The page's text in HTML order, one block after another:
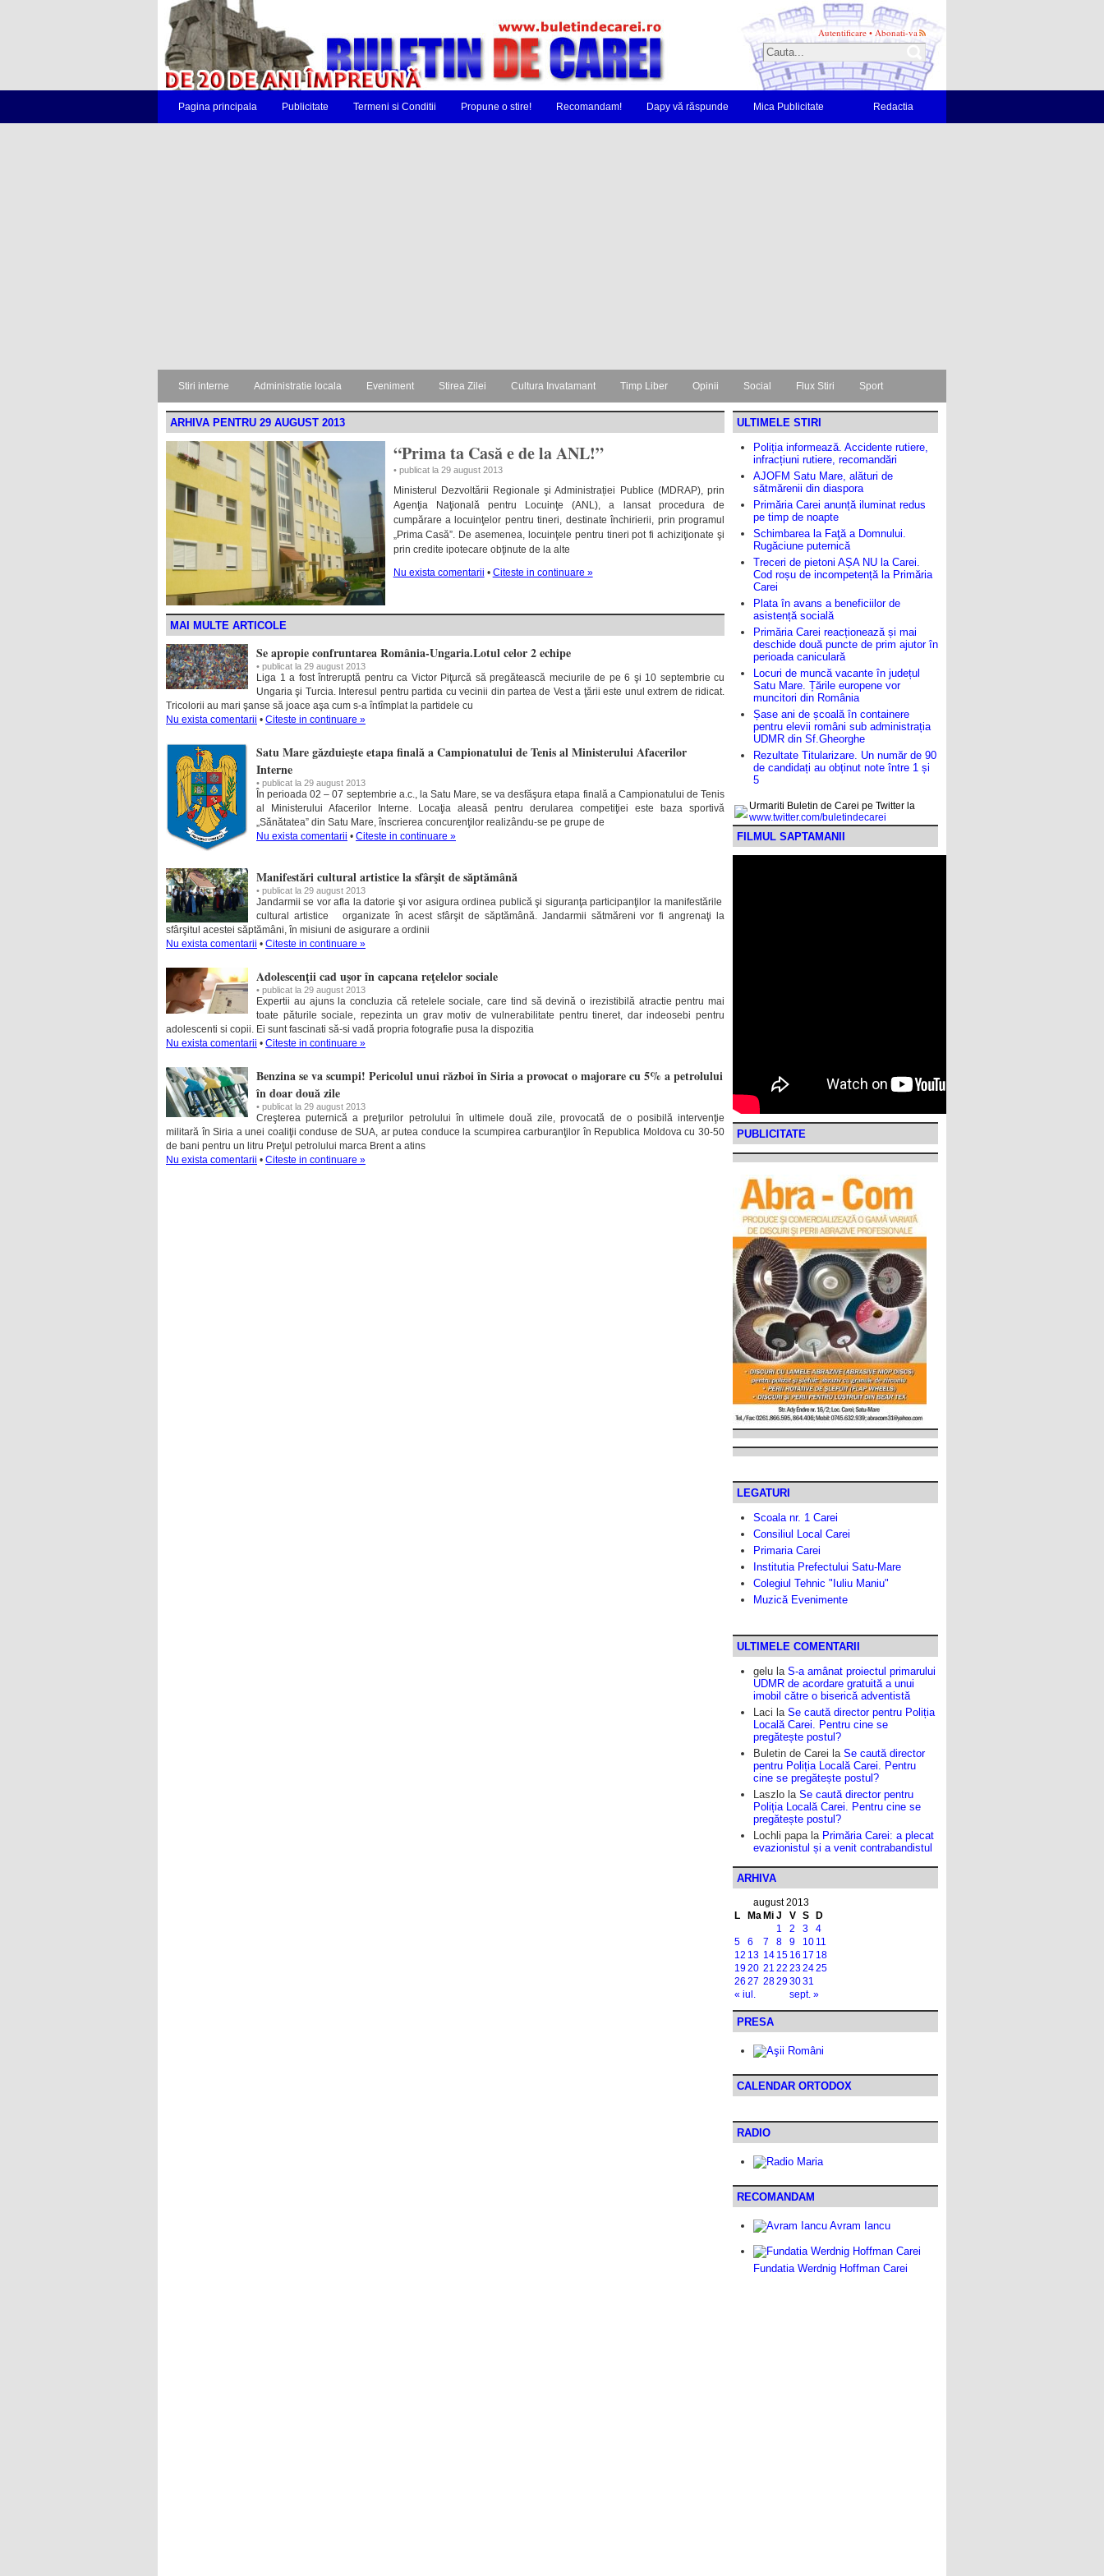
Autentificare • Abonati-va
Pagina principala Publicitate Termeni si Conditii Propune o stire! Recomandam! Dapy vă răspunde Mica Publicitate Redactia
Stiri interne Administratie locala Eveniment Stirea Zilei Cultura Invatamant Timp Liber Opinii Social Flux Stiri Sport
ARHIVA PENTRU 29 AUGUST 2013
“Prima ta Casă e de la ANL!”
• publicat la 29 august 2013
Ministerul Dezvoltării Regionale şi Administrației Publice (MDRAP), prin
Agenţia Naţională pentru Locuinţe (ANL), a lansat procedura de
cumpărare a locuinţelor pentru tineri, destinate închirierii, prin programul
„Prima Casă”. De asemenea, locuinţele pentru tineri pot fi achiziţionate şi
prin credite ipotecare obţinute de la alte
Nu exista comentarii • Citeste in continuare »
MAI MULTE ARTICOLE
Se apropie confruntarea România-Ungaria.Lotul celor 2 echipe
• publicat la 29 august 2013
Liga 1 a fost întreruptă pentru ca Victor Piţurcă să pregătească meciurile de pe 6 şi 10 septembrie cu
Ungaria şi Turcia. Interesul pentru partida cu vecinii din partea de Vest a ţării este unul extrem de ridicat.
Tricolorii au mari şanse să joace aşa cum s-a întîmplat la partidele cu
Nu exista comentarii • Citeste in continuare »
Satu Mare găzduieşte etapa finală a Campionatului de Tenis al Ministerului Afacerilor
Interne
• publicat la 29 august 2013
În perioada 02 – 07 septembrie a.c., la Satu Mare, se va desfăşura etapa finală a Campionatului de Tenis
al Ministerului Afacerilor Interne. Locaţia aleasă pentru derularea competiţiei este baza sportivă
„Sănătatea” din Satu Mare, înscrierea concurenţilor realizându-se pe grupe de
Nu exista comentarii • Citeste in continuare »
Manifestări cultural artistice la sfârşit de săptămână
• publicat la 29 august 2013
Jandarmii se vor afla la datorie şi vor asigura ordinea publică şi siguranţa participanţilor la manifestările
cultural artistice organizate în acest sfârşit de săptămână. Jandarmii sătmăreni vor fi angrenaţi la
sfârşitul acestei săptămâni, în misiuni de asigurare a ordinii
Nu exista comentarii • Citeste in continuare »
Adolescenţii cad uşor în capcana reţelelor sociale
• publicat la 29 august 2013
Expertii au ajuns la concluzia că retelele sociale, care tind să devină o irezistibilă atractie pentru mai
toate păturile sociale, repezinta un grav motiv de vulnerabilitate pentru tineret, dar indeosebi pentru
adolescenti si copii. Ei sunt fascinati să-si vadă propria fotografie pusa la dispozitia
Nu exista comentarii • Citeste in continuare »
Benzina se va scumpi! Pericolul unui război în Siria a provocat o majorare cu 5% a petrolului
în doar două zile
• publicat la 29 august 2013
Creşterea puternică a preţurilor petrolului în ultimele două zile, provocată de o posibilă intervenţie
militară în Siria a unei coaliţii conduse de SUA, ar putea conduce la scumpirea carburanţilor în Republica Moldova cu 30-50
de bani pentru un litru Preţul petrolului marca Brent a atins
Nu exista comentarii • Citeste in continuare »
ULTIMELE STIRI
Poliția informează. Accidente rutiere,
infracțiuni rutiere, recomandări
AJOFM Satu Mare, alături de
sătmărenii din diaspora
Primăria Carei anunță iluminat redus
pe timp de noapte
Schimbarea la Faţă a Domnului.
Rugăciune puternică
Treceri de pietoni AȘA NU la Carei.
Cod roșu de incompetență la Primăria
Carei
Plata în avans a beneficiilor de
asistență socială
Primăria Carei reacționează și mai
deschide două puncte de prim ajutor în
perioada caniculară
Locuri de muncă vacante în județul
Satu Mare. Țările europene vor
muncitori din România
Șase ani de școală în containere
pentru elevii români sub administrația
UDMR din Sf.Gheorghe
Rezultate Titularizare. Un număr de 90
de candidați au obținut note între 1 și
5
Urmariti Buletin de Carei pe Twitter la
www.twitter.com/buletindecarei
FILMUL SAPTAMANII
PUBLICITATE
LEGATURI
Scoala nr. 1 Carei
Consiliul Local Carei
Primaria Carei
Institutia Prefectului Satu-Mare
Colegiul Tehnic "Iuliu Maniu"
Muzică Evenimente
ULTIMELE COMENTARII
gelu la S-a amânat proiectul primarului
UDMR de acordare gratuită a unui
imobil către o biserică adventistă
Laci la Se caută director pentru Poliția
Locală Carei. Pentru cine se
pregătește postul?
Buletin de Carei la Se caută director
pentru Poliția Locală Carei. Pentru
cine se pregătește postul?
Laszlo la Se caută director pentru
Poliția Locală Carei. Pentru cine se
pregătește postul?
Lochli papala Primăria Carei: a plecat
evazionistul și a venit contrabandistul
ARHIVA
august 2013
L
Ma Mi J V S D
« iul. sept. »
1 2 3
4
5
6 7 8 9 10 11
12 13 14 15 16 17 18
1920 21 22 232425
26 27 28293031
PRESA
CALENDAR ORTODOX
RADIO
RECOMANDAM
Avram Iancu
Fundatia Werdnig Hoffman Carei